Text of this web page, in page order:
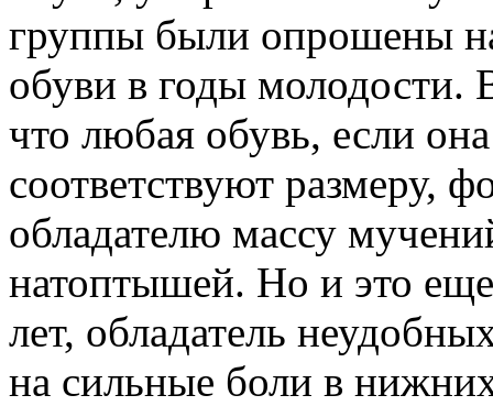
группы были опрошены
обуви в годы молодости.
что любая обувь, если
соответствуют размеру,
обладателю массу
натоптышей. Но и это еще
лет, обладатель
на сильные боли в